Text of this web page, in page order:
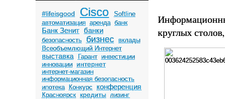
#lifeisgood Cisco
Softline
автоматизация аренда банк
Банк Зенит банки
безопасность бизнес
вклады
Всеобъемлющий Интернет
выставка Гарант инвестиции
инновации
интернет
интернет-магазин
информационная безопасность
ипотека
Конкурс конференция
Красноярск кредиты лизинг
круглых